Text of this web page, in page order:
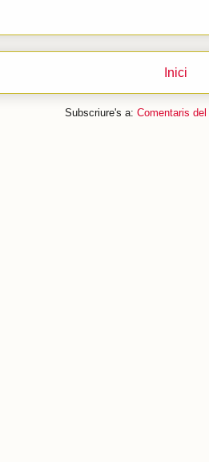
Inici
Subscriure's a: Comentaris